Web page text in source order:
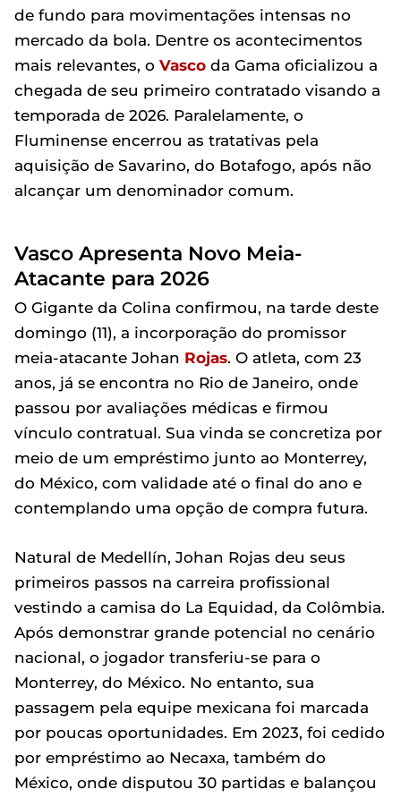
de fundo para movimentações intensas no
mercado da bola. Dentre os acontecimentos
mais relevantes, o Vasco da Gama oficializou a
chegada de seu primeiro contratado visando a
temporada de 2026. Paralelamente, o
Fluminense encerrou as tratativas pela
aquisição de Savarino, do Botafogo, após não
alcançar um denominador comum.
Vasco Apresenta Novo Meia-
Atacante para 2026
O Gigante da Colina confirmou, na tarde deste
domingo (11), a incorporação do promissor
meia-atacante Johan Rojas. O atleta, com 23
anos, já se encontra no Rio de Janeiro, onde
passou por avaliações médicas e firmou
vínculo contratual. Sua vinda se concretiza por
meio de um empréstimo junto ao Monterrey,
do México, com validade até o final do ano e
contemplando uma opção de compra futura.
Natural de Medellín, Johan Rojas deu seus
primeiros passos na carreira profissional
vestindo a camisa do La Equidad, da Colômbia.
Após demonstrar grande potencial no cenário
nacional, o jogador transferiu-se para o
Monterrey, do México. No entanto, sua
passagem pela equipe mexicana foi marcada
por poucas oportunidades. Em 2023, foi cedido
por empréstimo ao Necaxa, também do
México, onde disputou 30 partidas e balançou